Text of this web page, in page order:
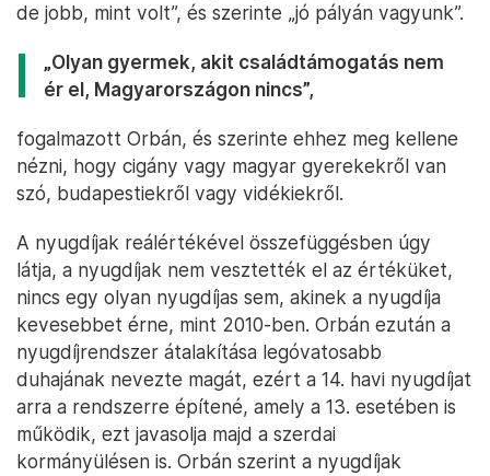
de jobb, mint volt”, és szerinte „jó pályán vagyunk”.
„Olyan gyermek, akit családtámogatás nem
ér el, Magyarországon nincs”,
fogalmazott Orbán, és szerinte ehhez meg kellene
nézni, hogy cigány vagy magyar gyerekekről van
szó, budapestiekről vagy vidékiekről.
A nyugdíjak reálértékével összefüggésben úgy
látja, a nyugdíjak nem vesztették el az értéküket,
nincs egy olyan nyugdíjas sem, akinek a nyugdíja
kevesebbet érne, mint 2010-ben. Orbán ezután a
nyugdíjrendszer átalakítása legóvatosabb
duhajának nevezte magát, ezért a 14. havi nyugdíjat
arra a rendszerre építené, amely a 13. esetében is
működik, ezt javasolja majd a szerdai
kormányülésen is. Orbán szerint a nyugdíjak